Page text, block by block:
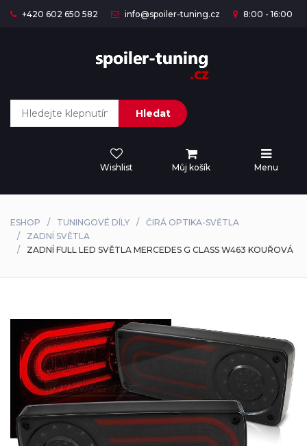
+420 602 650 582 info@spoiler-tuning.cz 8:00 - 16:00
Hledat
Wishlist Můj košík Menu
ESHOP TUNINGOVÉ DÍLY
ČIRÁ OPTIKA-SVĚTLA
ZADNÍ SVĚTLA
ZADNÍ FULL LED SVĚTLA MERCEDES G CLASS W463 KOUŘOVÁ